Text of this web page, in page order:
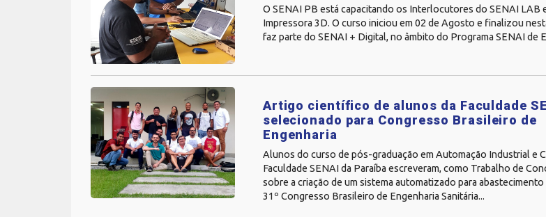
O SENAI PB está capacitando os Interlocutores do SENAI LAB
Impressora 3D. O curso iniciou em 02 de Agosto e finalizou
faz parte do SENAI + Digital, no âmbito do Programa SENAI de
Artigo científico de alunos da Faculdade
selecionado para Congresso Brasileiro de
Engenharia
Alunos do curso de pós-graduação em Automação Industrial e
Faculdade SENAI da Paraíba escreveram, como Trabalho de
sobre a criação de um sistema automatizado para
31º Congresso Brasileiro de Engenharia Sanitária...